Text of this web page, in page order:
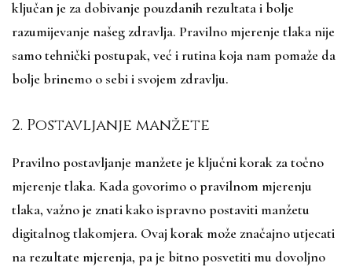
ključan je za dobivanje pouzdanih rezultata i bolje
razumijevanje našeg zdravlja. Pravilno mjerenje tlaka nije
samo tehnički postupak, već i rutina koja nam pomaže da
bolje brinemo o sebi i svojem zdravlju.
2. Postavljanje manžete
Pravilno postavljanje manžete je ključni korak za točno
mjerenje tlaka. Kada govorimo o pravilnom mjerenju
tlaka, važno je znati kako ispravno postaviti manžetu
digitalnog tlakomjera. Ovaj korak može značajno utjecati
na rezultate mjerenja, pa je bitno posvetiti mu dovoljno